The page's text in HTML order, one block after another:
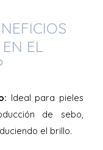
EL
Ideal para pieles
de sebo,
el brillo.